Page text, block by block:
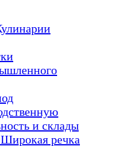
и склады
речка